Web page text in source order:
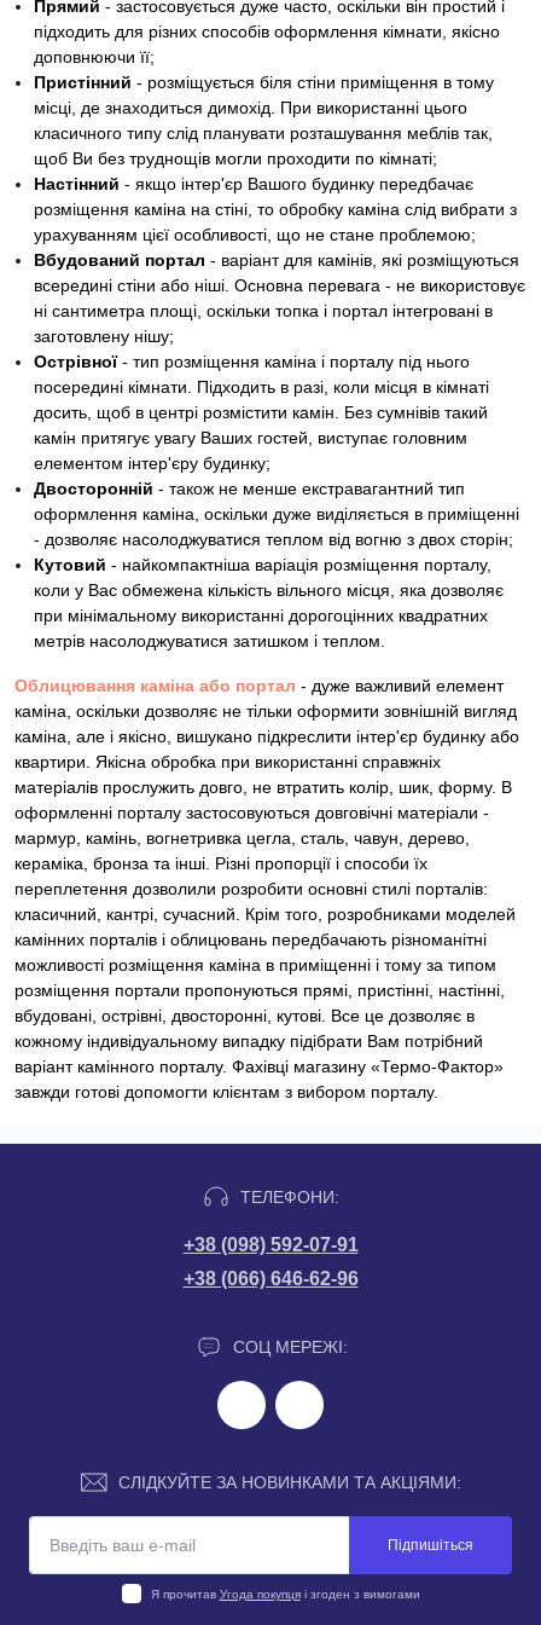
Прямий - застосовується дуже часто, оскільки він простий і
підходить для різних способів оформлення кімнати, якісно
доповнюючи її;
Пристінний - розміщується біля стіни приміщення в тому
місці, де знаходиться димохід. При використанні цього
класичного типу слід планувати розташування меблів так,
щоб Ви без труднощів могли проходити по кімнаті;
Настінний - якщо інтер'єр Вашого будинку передбачає
розміщення каміна на стіні, то обробку каміна слід вибрати з
урахуванням цієї особливості, що не стане проблемою;
Вбудований портал - варіант для камінів, які розміщуються
всередині стіни або ніші. Основна перевага - не використовує
ні сантиметра площі, оскільки топка і портал інтегровані в
заготовлену нішу;
Острівної- тип розміщення каміна і порталу під нього
посередині кімнати. Підходить в разі, коли місця в кімнаті
досить, щоб в центрі розмістити камін. Без сумнівів такий
камін притягує увагу Ваших гостей, виступає головним
елементом інтер'єру будинку;
Двосторонній - також не менше екстравагантний тип
оформлення каміна, оскільки дуже виділяється в приміщенні
- дозволяє насолоджуватися теплом від вогню з двох сторін;
Кутовий - найкомпактніша варіація розміщення порталу,
коли у Вас обмежена кількість вільного місця, яка дозволяє
при мінімальному використанні дорогоцінних квадратних
метрів насолоджуватися затишком і теплом.
Облицювання каміна або портал - дуже важливий елемент
каміна, оскільки дозволяє не тільки оформити зовнішній вигляд
каміна, але і якісно, ​​вишукано підкреслити інтер'єр будинку або
квартири. Якісна обробка при використанні справжніх
матеріалів прослужить довго, не втратить колір, шик, форму. В
оформленні порталу застосовуються довговічні матеріали -
мармур, камінь, вогнетривка цегла, сталь, чавун, дерево,
кераміка, бронза та інші. Різні пропорції і способи їх
переплетення дозволили розробити основні стилі порталів:
класичний, кантрі, сучасний. Крім того, розробниками моделей
камінних порталів і облицювань передбачають різноманітні
можливості розміщення каміна в приміщенні і тому за типом
розміщення портали пропонуються прямі, пристінні, настінні,
вбудовані, острівні, двосторонні, кутові. Все це дозволяє в
кожному індивідуальному випадку підібрати Вам потрібний
варіант камінного порталу. Фахівці магазину «Термо-Фактор»
завжди готові допомогти клієнтам з вибором порталу.
ТЕЛЕФОНИ:
+38 (098) 592-07-91
+38 (066) 646-62-96
СОЦ МЕРЕЖІ:
СЛІДКУЙТЕ ЗА НОВИНКАМИ ТА АКЦІЯМИ:
Підпишіться
Я прочитав Угода покупцяі згоден з вимогами